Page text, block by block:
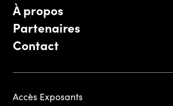
À propos
Partenaires
Contact
Accès Exposants